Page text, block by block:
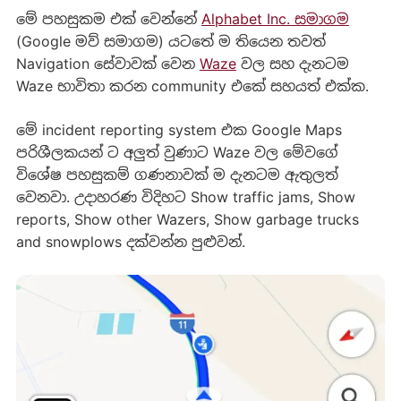
මේ පහසුකම එක් වෙන්නේ Alphabet Inc. සමාගම
(Google මව් සමාගම) යටතේ ම තියෙන තවත්
Navigation සේවාවක් වෙන Wazeවල සහ දැනටම
Waze භාවිතා කරන community එකේ සහයත් එක්ක.
මේ incident reporting system එක Google Maps
පරිශීලකයන් ට අලුත් වුණාට Waze වල මේවගේ
විශේෂ පහසුකම් ගණනාවක් ම දැනටම ඇතුලත්
වෙනවා. උදාහරණ විදිහට Show traffic jams, Show
reports, Show other Wazers, Show garbage trucks
and snowplows දක්වන්න පුළුවන්.